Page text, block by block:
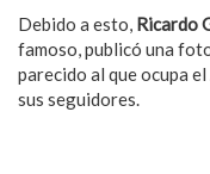
Debido a esto, Ricardo
famoso, publicó una
parecido al que ocupa el
sus seguidores.